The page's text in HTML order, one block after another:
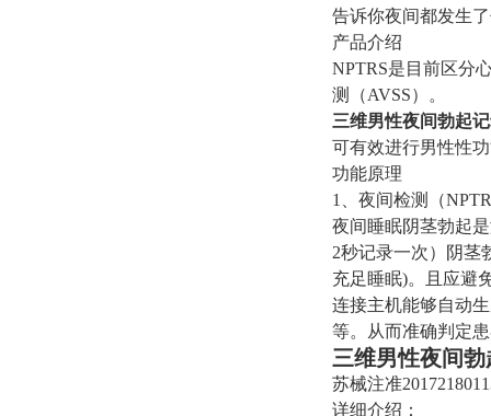
告诉你夜间都发生
产品介绍
NPTRS是目前区分
测（AVSS）。
三维男性夜间勃起
可有效进行男性性
功能原理
1、夜间检测（
夜间睡眠阴茎勃起
2秒记录一次）阴茎
充足睡眠)。且应避
连接主机能够自动
等。从而准确判定
三维男性夜间
苏械注准
详细介绍：